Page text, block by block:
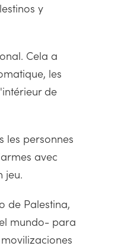
y
Cela a
les
de
les personnes
avec
jeu.
de Palestina,
mundo- para